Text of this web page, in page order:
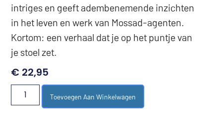
intriges en geeft adembenemende inzichten
in het leven en werk van Mossad-agenten.
Kortom: een verhaal dat je op het puntje van
je stoel zet.
€ 22,95
Toevoegen Aan Winkelwagen